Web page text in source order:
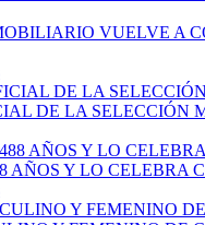
VUELVE A
DE LA SELECCIÓN
AÑOS Y LO CELEBRA